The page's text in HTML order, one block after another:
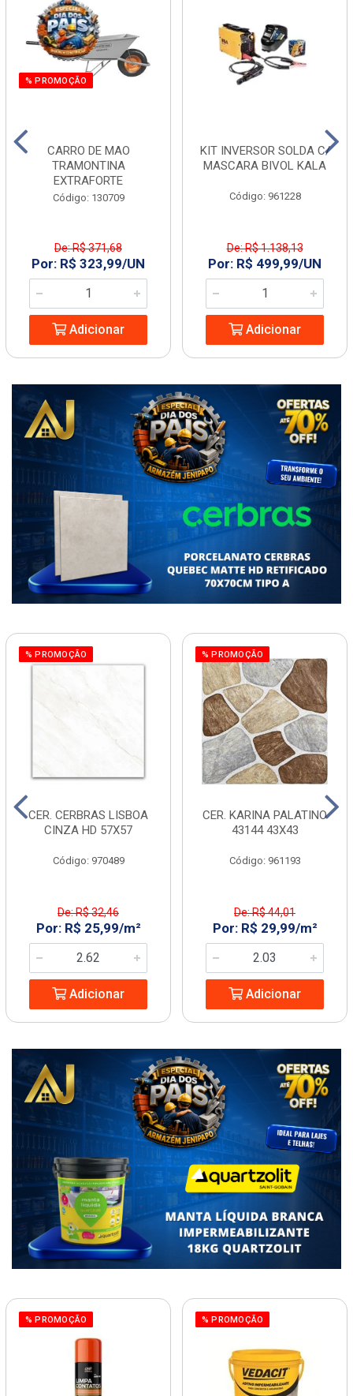
% PROMOÇÃO
CARRO DE MAO
TRAMONTINA
EXTRAFORTE
Código: 130709
De: R$ 371,68
Por: R$ 323,99/UN
Adicionar
KIT INVERSOR SOLDA C/
MASCARA BIVOL KALA
Código: 961228
De: R$ 1.138,13
Por: R$ 499,99/UN
Adicionar
% PROMOÇÃO
CER. CERBRAS LISBOA
CINZA HD 57X57
Código: 970489
De: R$ 32,46
Por: R$ 25,99/m²
Adicionar
% PROMOÇÃO
CER. KARINA PALATINO
43144 43X43
Código: 961193
De: R$ 44,01
Por: R$ 29,99/m²
Adicionar
% PROMOÇÃO % PROMOÇÃO